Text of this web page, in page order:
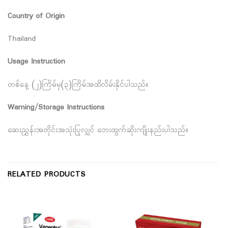
Country of Origin
Thailand
Usage Instruction
တစ်နေ့ (၂)ကြိမ်မှ(၃)ကြိမ်အထိလိမ်းနိုင်ပါသည်။
Warning/Storage Instructions
ဆေးညွှန်းအတိုင်းအသုံးပြုလျှင် ဘေးထွက်ဆိုးကျိုးနည်းပါသည်။
RELATED PRODUCTS